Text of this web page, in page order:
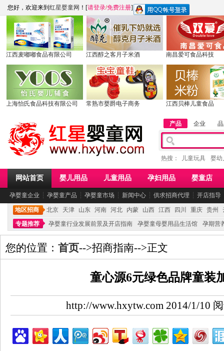
您好，欢迎来到 红星婴童网 ！[请登录/免费注册]
江西麦嘟嘟食品有限公司 江西醇之客月子米酒 南昌爱可食品科技
上海怡氏食品科技有限公司 常熟市婴爵电子商务 江西贝棒儿童食品
产品 企业
热搜： 儿童玩具 婴幼
网站首页 婴儿用品 儿童用品 孕妇用品 婴童店
孕婴童企业 ┆ 孕婴童产品 ┆ 孕婴童市场 ┆ 新闻中心 ┆ 供求招商代理 ┆ 开店指导
地区招商 北京 天津 山东 河南 河北 内蒙 山西 江西 四川 重庆 贵州
专题推荐
孕婴童行业发展前景及开店指南 孕婴童母婴用品生活馆 孕期营
您的位置： 首页-->招商指南-->正文
童心源6元绿色品牌童装
http://www.hxytw.com 2014/1/10